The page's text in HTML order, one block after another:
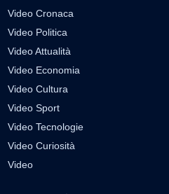
Video Cronaca
Video Politica
Video Attualità
Video Economia
Video Cultura
Video Sport
Video Tecnologie
Video Curiosità
Video